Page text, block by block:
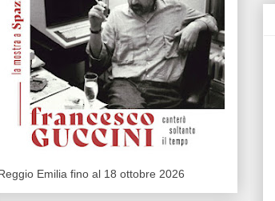
Emilia fino al 18 ottobre 2026